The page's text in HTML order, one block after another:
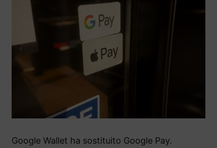
Google Wallet ha sostituito Google Pay.